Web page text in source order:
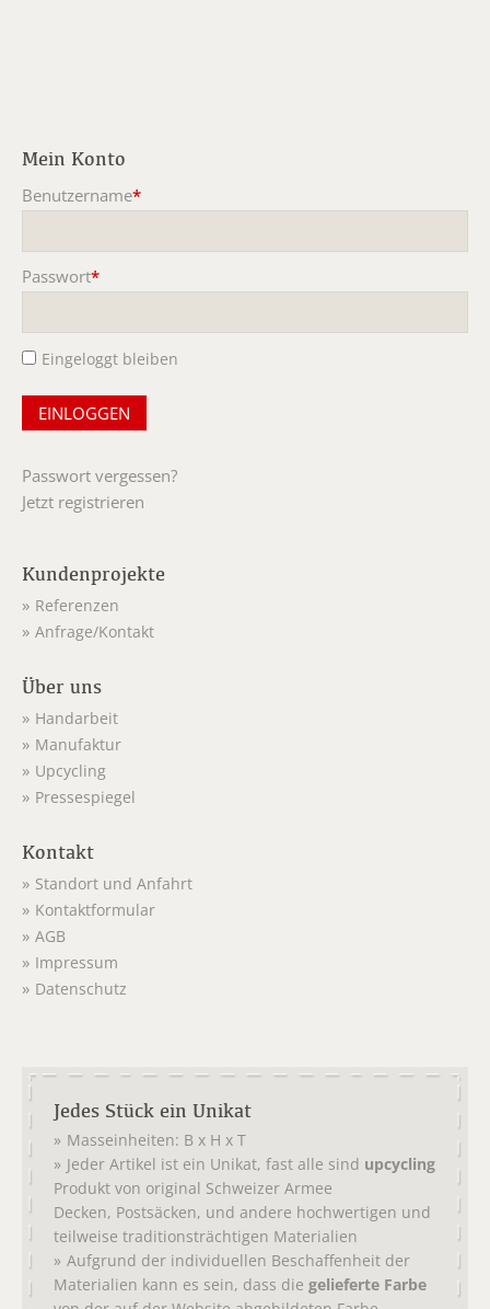
Mein Konto
Benutzername*
Passwort*
Eingeloggt bleiben
Passwort vergessen?
Jetzt registrieren
Kundenprojekte
Referenzen
Anfrage/Kontakt
Über uns
Handarbeit
Manufaktur
Upcycling
Pressespiegel
Kontakt
Standort und Anfahrt
Kontaktformular
AGB
Impressum
Datenschutz
Jedes Stück ein Unikat
Masseinheiten: B x H x T
Jeder Artikel ist ein Unikat, fast alle sind upcycling
Produkt von original Schweizer Armee
Decken, Postsäcken, und andere hochwertigen und
teilweise traditionsträchtigen Materialien
Aufgrund der individuellen Beschaffenheit der
Materialien kann es sein, dass die gelieferte Farbe